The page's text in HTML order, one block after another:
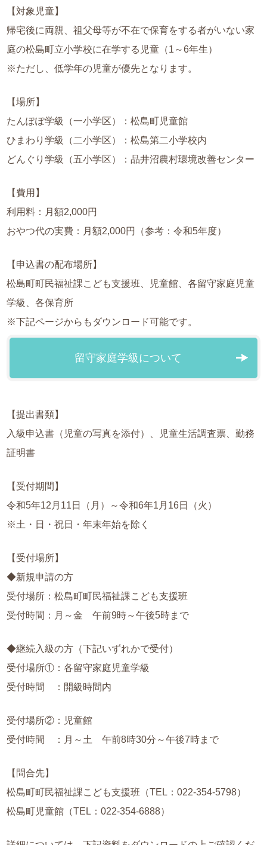
【対象児童】
帰宅後に両親、祖父母等が不在で保育をする者がいない家
庭の松島町立小学校に在学する児童（1～6年生）
※ただし、低学年の児童が優先となります。
【場所】
たんぽぽ学級（一小学区）：松島町児童館
ひまわり学級（二小学区）：松島第二小学校内
どんぐり学級（五小学区）：品井沼農村環境改善センター
【費用】
利用料：月額2,000円
おやつ代の実費：月額2,000円（参考：令和5年度）
【申込書の配布場所】
松島町町民福祉課こども支援班、児童館、各留守家庭児童
学級、各保育所
※下記ページからもダウンロード可能です。
留守家庭学級について
【提出書類】
入級申込書（児童の写真を添付）、児童生活調査票、勤務
証明書
【受付期間】
令和5年12月11日（月）～令和6年1月16日（火）
※土・日・祝日・年末年始を除く
【受付場所】
◆新規申請の方
受付場所：松島町町民福祉課こども支援班
受付時間：月～金 午前9時～午後5時まで
◆継続入級の方（下記いずれかで受付）
受付場所①：各留守家庭児童学級
受付時間 ：開級時間内
受付場所②：児童館
受付時間 ：月～土 午前8時30分～午後7時まで
【問合先】
松島町町民福祉課こども支援班（TEL：022-354-5798）
松島町児童館（TEL：022-354-6888）